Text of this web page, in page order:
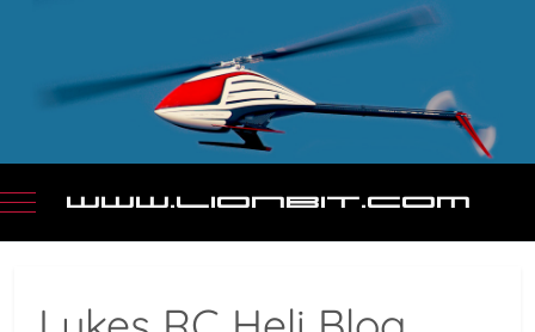
Mobile Menu Toggle